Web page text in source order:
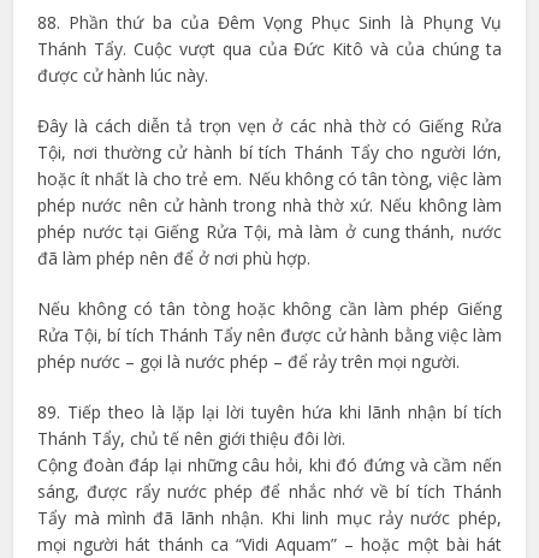
88. Phần thứ ba của Đêm Vọng Phục Sinh là Phụng Vụ
Thánh Tẩy. Cuộc vượt qua của Đức Kitô và của chúng ta
được cử hành lúc này.
Đây là cách diễn tả trọn vẹn ở các nhà thờ có Giếng Rửa
Tội, nơi thường cử hành bí tích Thánh Tẩy cho người lớn,
hoặc ít nhất là cho trẻ em. Nếu không có tân tòng, việc làm
phép nước nên cử hành trong nhà thờ xứ. Nếu không làm
phép nước tại Giếng Rửa Tội, mà làm ở cung thánh, nước
đã làm phép nên để ở nơi phù hợp.
Nếu không có tân tòng hoặc không cần làm phép Giếng
Rửa Tội, bí tích Thánh Tẩy nên được cử hành bằng việc làm
phép nước – gọi là nước phép – để rảy trên mọi người.
89. Tiếp theo là lặp lại lời tuyên hứa khi lãnh nhận bí tích
Thánh Tẩy, chủ tế nên giới thiệu đôi lời.
Cộng đoàn đáp lại những câu hỏi, khi đó đứng và cầm nến
sáng, được rẩy nước phép để nhắc nhớ về bí tích Thánh
Tẩy mà mình đã lãnh nhận. Khi linh mục rảy nước phép,
mọi người hát thánh ca “Vidi Aquam” – hoặc một bài hát